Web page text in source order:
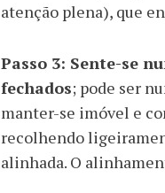
atenção plena), que
Passo 3: Sente-se
fechados; pode ser
manter-se imóvel e
recolhendo
alinhada. O